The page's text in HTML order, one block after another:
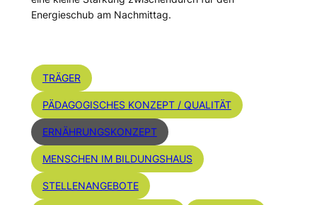
Energieschub am Nachmittag.
TRÄGER
PÄDAGOGISCHES KONZEPT / QUALITÄT
ERNÄHRUNGSKONZEPT
MENSCHEN IM BILDUNGSHAUS
STELLENANGEBOTE